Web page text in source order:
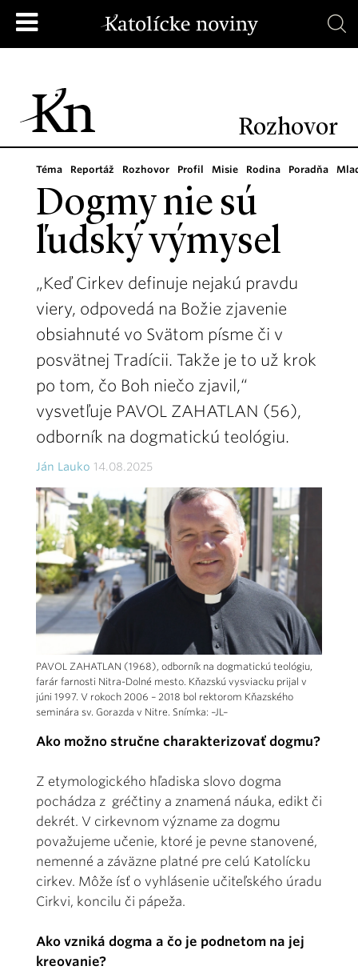
Rozhovor
Téma Reportáž Rozhovor Profil Misie Rodina Poradňa
Dogmy nie sú
ľudský výmysel
„Keď Cirkev definuje nejakú pravdu
viery, odpovedá na Božie zjavenie
obsiahnuté vo Svätom písme či v
posvätnej Tradícii. Takže je to už krok
po tom, čo Boh niečo zjavil,“
vysvetľuje PAVOL ZAHATLAN (56),
odborník na dogmatickú teológiu.
Ján Lauko 14.08.2025
PAVOL ZAHATLAN (1968), odborník na dogmatickú teológiu,
farár farnosti Nitra-Dolné mesto. Kňazskú vysviacku prijal v
júni 1997. V rokoch 2006 – 2018 bol rektorom Kňazského
seminára sv. Gorazda v Nitre. Snímka: –JL–
Ako možno stručne charakterizovať dogmu?
Z etymologického hľadiska slovo dogma
pochádza z gréčtiny a znamená náuka, edikt či
dekrét. V cirkevnom význame za dogmu
považujeme učenie, ktoré je pevne stanovené,
nemenné a záväzne platné pre celú Katolícku
cirkev. Môže ísť o vyhlásenie učiteľského úradu
Cirkvi, koncilu či pápeža.
Ako vzniká dogma a čo je podnetom na jej
kreovanie?